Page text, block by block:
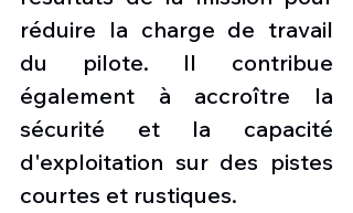
réduire la charge de travail
du pilote. Il contribue
également à accroître la
sécurité et la capacité
d'exploitation sur des pistes
courtes et rustiques.